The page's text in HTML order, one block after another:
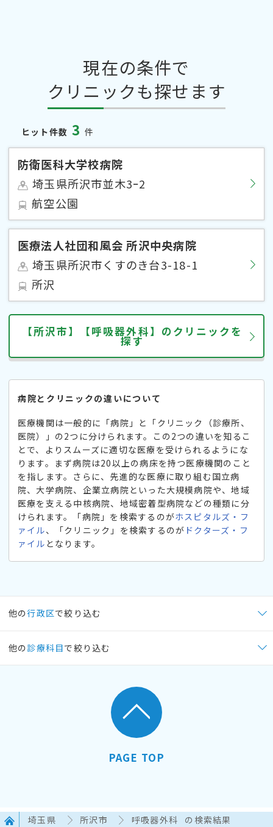
現在の条件で
クリニックも探せます
ヒット件数 3 件
防衛医科大学校病院
埼玉県所沢市並木3ｰ2
航空公園
医療法人社団和風会 所沢中央病院
埼玉県所沢市くすのき台3-18-1
所沢
【所沢市】【呼吸器外科】のクリニックを
探す
病院とクリニックの違いについて
医療機関は一般的に「病院」と「クリニック（診療所、
医院）」の2つに分けられます。この2つの違いを知るこ
とで、よりスムーズに適切な医療を受けられるようにな
ります。まず病院は20以上の病床を持つ医療機関のこと
を指します。さらに、先進的な医療に取り組む国立病
院、大学病院、企業立病院といった大規模病院や、地域
医療を支える中核病院、地域密着型病院などの種類に分
けられます。「病院」を検索するのがホスピタルズ・フ
ァイル、「クリニック」を検索するのが ドクターズ・フ
ァイル となります。
他の行政区で絞り込む
他の 診療科目で絞り込む
PAGE TOP
埼玉県 所沢市 呼吸器外科 の検索結果